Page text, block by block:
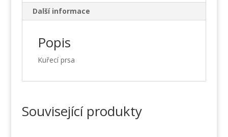
Další informace
Popis
Kuřecí prsa
Související produkty